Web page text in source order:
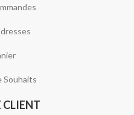
Souhaits
CLIENT